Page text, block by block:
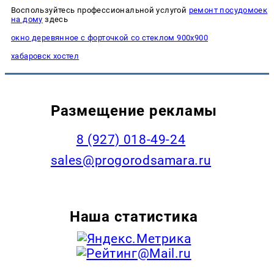
Воспользуйтесь профессиональной услугой ремонт посудомоек
на дому здесь
окно деревянное с форточкой со стеклом 900х900
хабаровск хостел
Размещение рекламы
8 (927) 018-49-24
sales@progorodsamara.ru
Наша статистика